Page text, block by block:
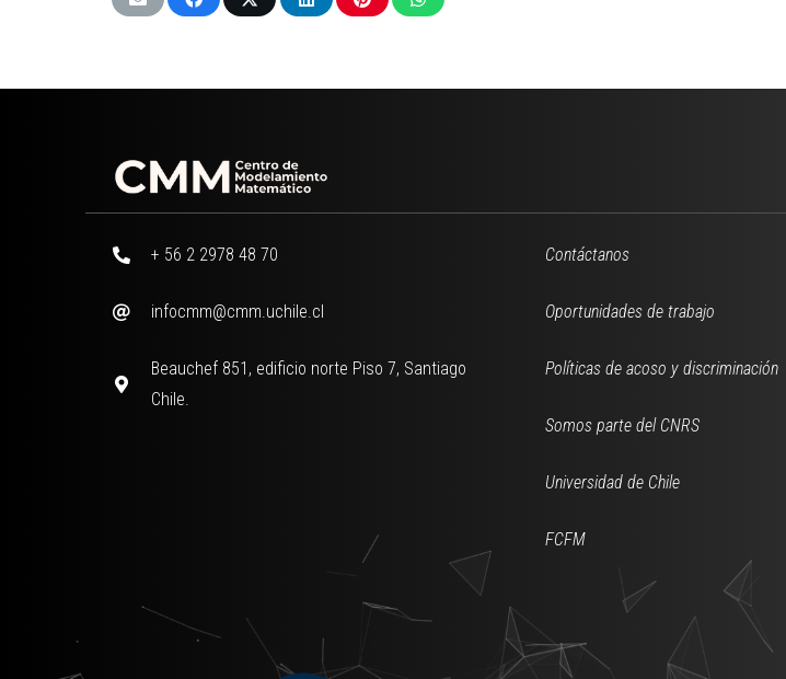
+ 56 2 2978 48 70
infocmm@cmm.uchile.cl
Beauchef 851, edificio norte Piso 7, Santiago
Chile.
Contáctanos
Oportunidades de trabajo
Políticas de acoso y discriminación
Somos parte del CNRS
Universidad de Chile
FCFM